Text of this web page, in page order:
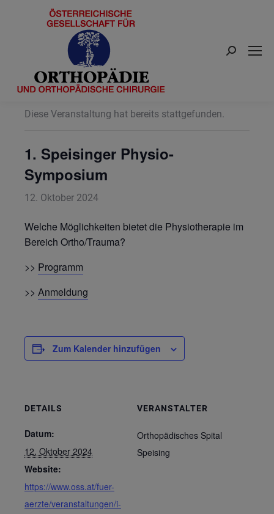
Search:
« Alle Veranstaltungen
Diese Veranstaltung hat bereits stattgefunden.
1. Speisinger Physio-
Symposium
12. Oktober 2024
Welche Möglichkeiten bietet die Physiotherapie im
Bereich Ortho/Trauma?
>> Programm
>> Anmeldung
Zum Kalender hinzufügen
DETAILS
Datum:
12. Oktober 2024
Website:
https://www.oss.at/fuer-
aerzte/veranstaltungen/i-
VERANSTALTER
Orthopädisches Spital
Speising